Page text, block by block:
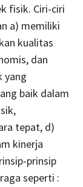
fisik. Ciri-ciri
a) memiliki
kualitas
dan
yang
baik dalam
tepat, d)
kinerja
prinsip
seperti :